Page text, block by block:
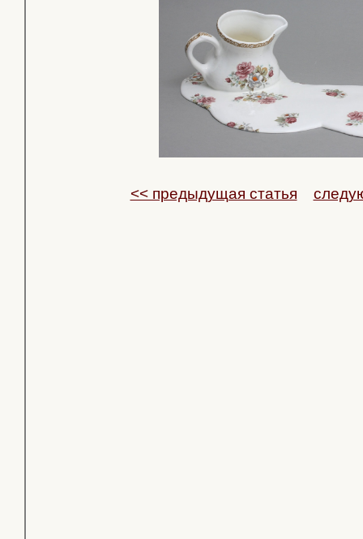
<< предыдущая статья